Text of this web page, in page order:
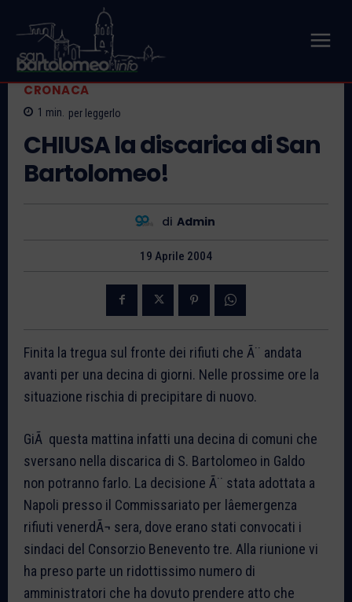
CRONACA
1 min. per leggerlo
CHIUSA la discarica di San
Bartolomeo!
di Admin
19 Aprile 2004
Finita la tregua sul fronte dei rifiuti che Ã¨ andata
avanti per una decina di giorni. Nelle prossime ore la
situazione rischia di precipitare di nuovo.
GiÃ questa mattina infatti una decina di comuni che
sversano nella discarica di S. Bartolomeo in Galdo
non potranno farlo. La decisione Ã¨ stata adottata a
Napoli presso il Commissariato per lâemergenza
rifiuti venerdÃ¬ sera, dove erano stati convocati i
sindaci del Consorzio Benevento tre. Alla riunione vi
ha preso parte un ridottissimo numero di
amministratori che ha dovuto prendere atto che